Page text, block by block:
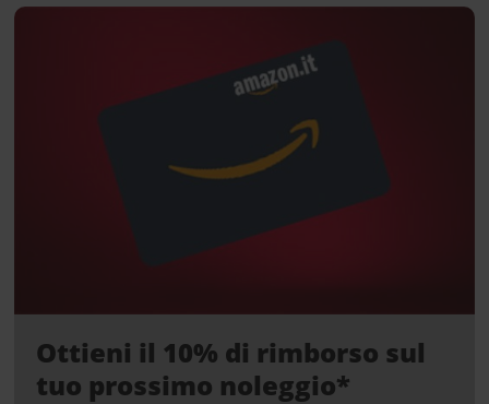
Ottieni il 10% di rimborso sul
tuo prossimo noleggio*